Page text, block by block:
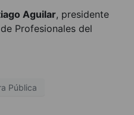
Aguilar, presidente
Profesionales del
Pública